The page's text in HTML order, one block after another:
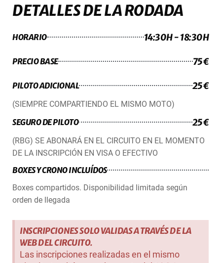
DETALLES DE LA RODADA
HORARIO 14:30H - 18:30H
PRECIO BASE 75€
PILOTO ADICIONAL 25€
(SIEMPRE COMPARTIENDO EL MISMO MOTO)
SEGURO DE PILOTO 25€
(RBG) SE ABONARÁ EN EL CIRCUITO EN EL MOMENTO
DE LA INSCRIPCIÓN EN VISA O EFECTIVO
BOXES Y CRONO INCLUÍDOS
Boxes compartidos. Disponibilidad limitada según
orden de llegada
INSCRIPCIONES SOLO VALIDAS A TRAVÉS DE LA
WEB DEL CIRCUITO.
Las inscripciones realizadas en el mismo